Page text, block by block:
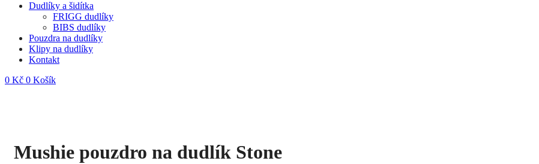
Dudlíky a šidítka
FRIGG dudlíky
BIBS dudlíky
Pouzdra na dudlíky
Klipy na dudlíky
Kontakt
0 Kč 0 Košík
Mushie pouzdro na dudlík Stone